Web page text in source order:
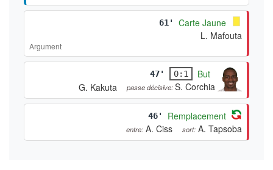
61'
Carte Jaune
L. Mafouta
Argument
47' 0:1
But
G. Kakuta
passe décisive:S. Corchia
46' Remplacement
entre: A. Ciss sort: A. Tapsoba